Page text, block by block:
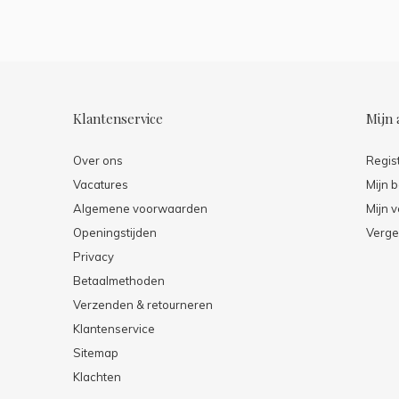
Klantenservice
Over ons
Vacatures
Algemene voorwaarden
Openingstijden
Privacy
Betaalmethoden
Verzenden & retourneren
Klantenservice
Sitemap
Klachten
Mijn
Mijn
Mijn